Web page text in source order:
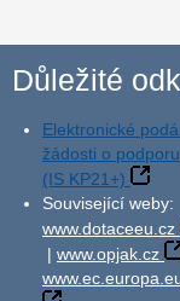
Důležité
Elektronické
žádosti o podporu
(IS KP21+)
Související weby:
www.dotaceeu.cz
| www.opjak.cz